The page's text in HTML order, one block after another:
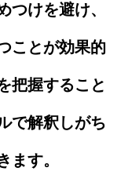
つけを避け、
ことが効果的
把握すること
で解釈しがち
ます。